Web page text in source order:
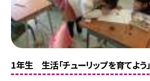
1年生 生活「チューリップを育てよう」